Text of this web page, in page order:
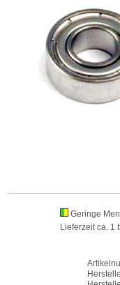
Geringe
Lieferzeit ca. 1